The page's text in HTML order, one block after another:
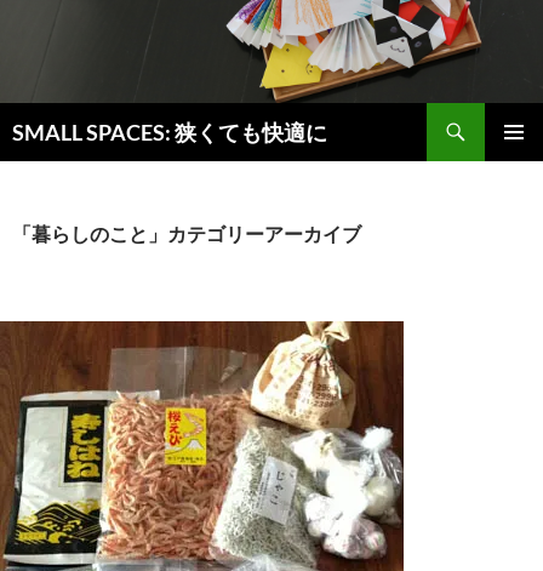
SMALL SPACES: 狭くても快適に
索
ン「暮らしのこと」カテゴリーアーカイブ